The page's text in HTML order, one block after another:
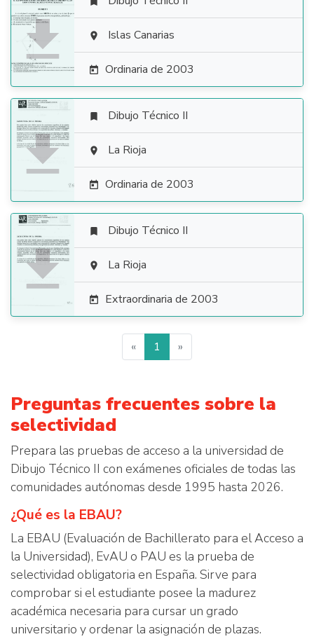
  Islas Canarias
 Ordinaria de 2003

 Dibujo Técnico II
 La Rioja
 Ordinaria de 2003

 Dibujo Técnico II
 La Rioja
 Extraordinaria de 2003
« 1 »
Preguntas frecuentes sobre la
selectividad
Prepara las pruebas de acceso a la universidad de
Dibujo Técnico II con exámenes oficiales de todas las
comunidades autónomas desde 1995 hasta 2026.
¿Qué es la EBAU?
La EBAU (Evaluación de Bachillerato para el Acceso a
la Universidad), EvAU o PAU es la prueba de
selectividad obligatoria en España. Sirve para
comprobar si el estudiante posee la madurez
académica necesaria para cursar un grado
universitario y ordenar la asignación de plazas.